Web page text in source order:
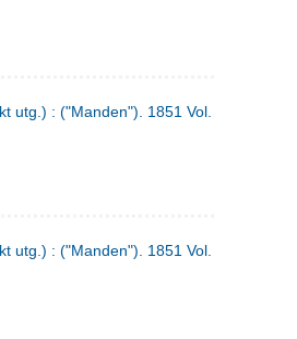
utg.) : ("Manden"). 1851 Vol. 1 Nr. 3
utg.) : ("Manden"). 1851 Vol. 2 Nr. 4